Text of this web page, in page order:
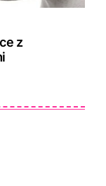
z